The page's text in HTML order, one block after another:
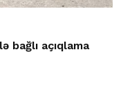
bağlı açıqlama